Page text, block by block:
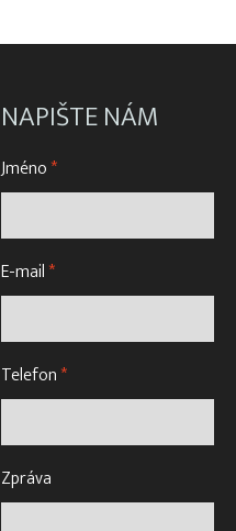
NAPIŠTE NÁM
Jméno*
E-mail*
Telefon*
Zpráva